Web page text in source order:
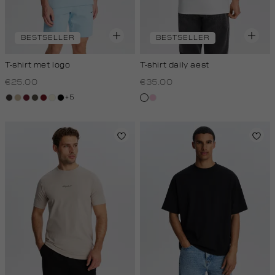
BESTSELLER
T-shirt met logo
€25.00
choco
lichtzand
bordeaux
bos,rood,
wit,
white
zwart
+5
BESTSELLER
T-shirt daily aest
€35.00
wit